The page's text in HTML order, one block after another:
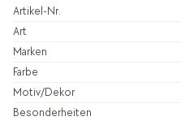
Artikel-Nr.
Art
Marken
Farbe
Motiv/Dekor
Besonderheiten